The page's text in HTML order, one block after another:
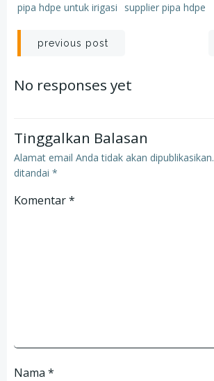
pipa hdpe untuk irigasi
supplier pipa hdpe
Post
navigation
previous post
No responses yet
Tinggalkan Balasan
Alamat email Anda tidak akan dipublikasikan.
ditandai *
Komentar*
Nama *